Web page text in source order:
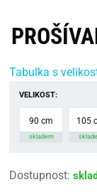
Tabulka s
VELIKOST:
90 cm
skladem
105
Dostupnost: